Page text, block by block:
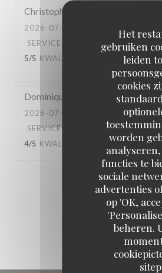
Het
gebruiken
leiden
cookies
worden
functies te
sociale
advertenties
op 'OK,
beheren.
Christophe
2026-07-10
SERVICE
ATMOSFEER
5/5 KWALITEIT / PRIJS 5/5
Dominique
2026-07-04
- 13:00 - GASTEN 3
SERVICE: ATMOSFEER: 4/5
4/5 KWALITEIT / PRIJS : 4/5
1 2 3